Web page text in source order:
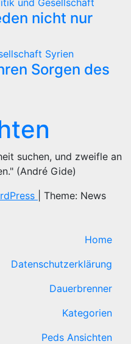
und Gesellschaft
nicht nur
Syrien
Sorgen des
suchen, und zweifle an
(André Gide)
Theme: News
Home
Datenschutzerklärung
Dauerbrenner
Kategorien
Peds Ansichten